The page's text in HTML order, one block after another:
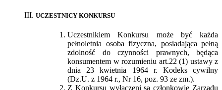
UCZESTNICY KONKURSU
Uczestnikiem Konkursu może być każda
pełnoletnia osoba fizyczna, posiadająca pełną
zdolność do czynności prawnych, będąca
konsumentem w rozumieniu art.22 (1) ustawy z
dnia 23 kwietnia 1964 r. Kodeks cywilny
(Dz.U. z 1964 r., Nr 16, poz. 93 ze zm.).
Z Konkursu wyłączeni są członkowie Zarządu